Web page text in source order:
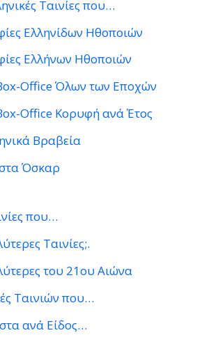
Ταινίες που…
Ελληνίδων Ηθοποιών
Ελλήνων Ηθοποιών
Office Όλων των Εποχών
Office Κορυφή ανά Έτος
Βραβεία
Όσκαρ
που…
Ταινίες;.
του 21ου Αιώνα
Ταινιών που…
ανά Είδος…